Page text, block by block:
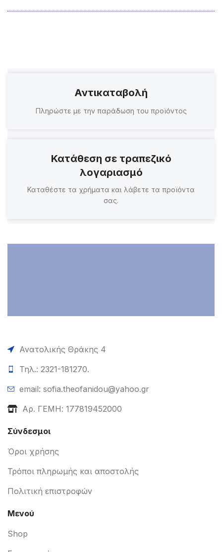
Αντικαταβολή
Πληρώστε με την παράδωση του προϊόντος
Κατάθεση σε τραπεζικό
λογαριασμό
Καταθέστε τα χρήματα και λάβετε τα προϊόντα
σας.
Ανατολικής Θράκης 4
Τηλ.: 2321-181270.
email: sofia.theofanidou@yahoo.gr
Αρ. ΓΕΜΗ: 177819452000
Σύνδεσμοι
Όροι χρήσης
Τρόποι πληρωμής και αποστολής
Πολιτική επιστροφών
Μενού
Shop